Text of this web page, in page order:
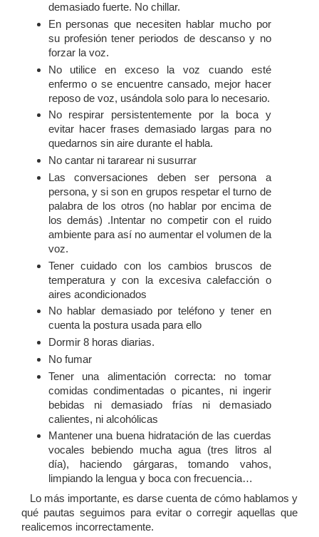
demasiado fuerte. No chillar.
En personas que necesiten hablar mucho por
su profesión tener periodos de descanso y no
forzar la voz.
No utilice en exceso la voz cuando esté
enfermo o se encuentre cansado, mejor hacer
reposo de voz, usándola solo para lo necesario.
No respirar persistentemente por la boca y
evitar hacer frases demasiado largas para no
quedarnos sin aire durante el habla.
No cantar ni tararear ni susurrar
Las conversaciones deben ser persona a
persona, y si son en grupos respetar el turno de
palabra de los otros (no hablar por encima de
los demás) .Intentar no competir con el ruido
ambiente para así no aumentar el volumen de la
voz.
Tener cuidado con los cambios bruscos de
temperatura y con la excesiva calefacción o
aires acondicionados
No hablar demasiado por teléfono y tener en
cuenta la postura usada para ello
Dormir 8 horas diarias.
No fumar
Tener una alimentación correcta: no tomar
comidas condimentadas o picantes, ni ingerir
bebidas ni demasiado frías ni demasiado
calientes, ni alcohólicas
Mantener una buena hidratación de las cuerdas
vocales bebiendo mucha agua (tres litros al
día), haciendo gárgaras, tomando vahos,
limpiando la lengua y boca con frecuencia…
Lo más importante, es darse cuenta de cómo hablamos y
qué pautas seguimos para evitar o corregir aquellas que
realicemos incorrectamente.